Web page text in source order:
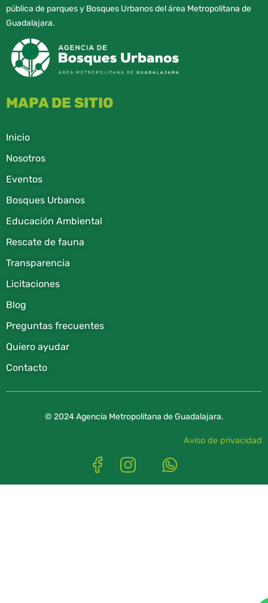
pública de parques y Bosques Urbanos del área Metropolitana de
Guadalajara.
MAPA DE SITIO
Inicio
Nosotros
Eventos
Bosques Urbanos
Educación Ambiental
Rescate de fauna​
Transparencia
Licitaciones
Blog
Preguntas frecuentes
Quiero ayudar
Contacto
© 2024 Agencia Metropolitana de Guadalajara.
Aviso de privacidad